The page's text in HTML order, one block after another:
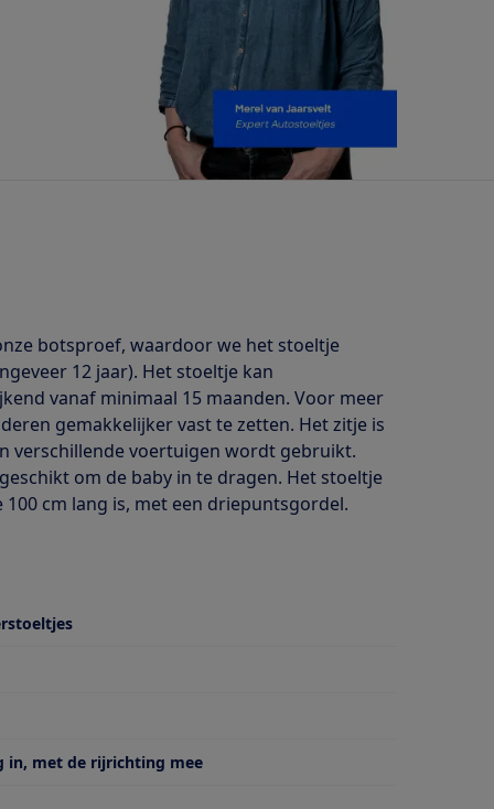
botsproef, waardoor we het stoeltje
12 jaar). Het stoeltje kan
vanaf minimaal 15 maanden. Voor meer
gemakkelijker vast te zetten. Het zitje is
verschillende voertuigen wordt gebruikt.
om de baby in te dragen. Het stoeltje
cm lang is, met een driepuntsgordel.
in, met de rijrichting mee